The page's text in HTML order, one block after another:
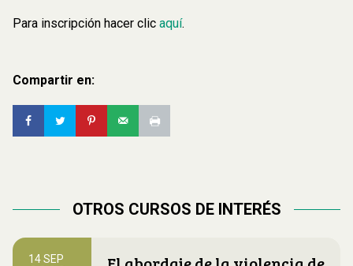
Para inscripción hacer clic aquí.
Compartir en:
OTROS CURSOS DE INTERÉS
14 SEP